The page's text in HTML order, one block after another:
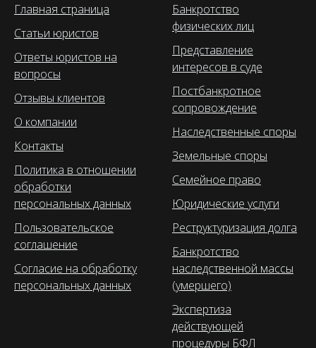
Главная страница
Статьи юристов
Ответы юристов на
вопросы
Отзывы клиентов
О компании
Контакты
Политика в отношении
обработки
персональных данных
Пользовательское
соглашение
Согласие на обработку
персональных данных
Банкротство
физических лиц
Представление
интересов в суде
Постбанкротное
сопровождение
Наследственные споры
Земельные споры
Семейное право
Юридические услуги
Реструктуризация долга
Банкротство
наследственной массы
(умершего)
Экспертиза
действующей
процедуры БФЛ